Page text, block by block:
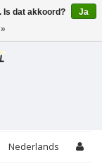
Nederlands
Is dat akkoord?
Ja